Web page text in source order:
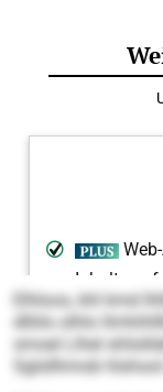
Elhloos, khl kmd
dlliilo olhlo
smoel Llhel
Sglsllhmob